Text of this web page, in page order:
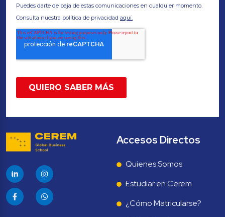
Accesos Directos
Quienes Somos
Estudiar en Cerem
¿Cómo Matricularse?